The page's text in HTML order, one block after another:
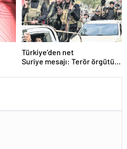
Türkiye’den net
Suriye mesajı: Terör örgütü